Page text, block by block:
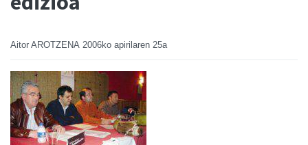
Aitor AROTZENA 2006ko apirilaren 25a